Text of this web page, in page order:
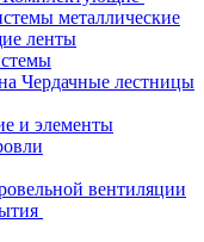
металлические
ленты
Чердачные лестницы
и элементы
вентиляции